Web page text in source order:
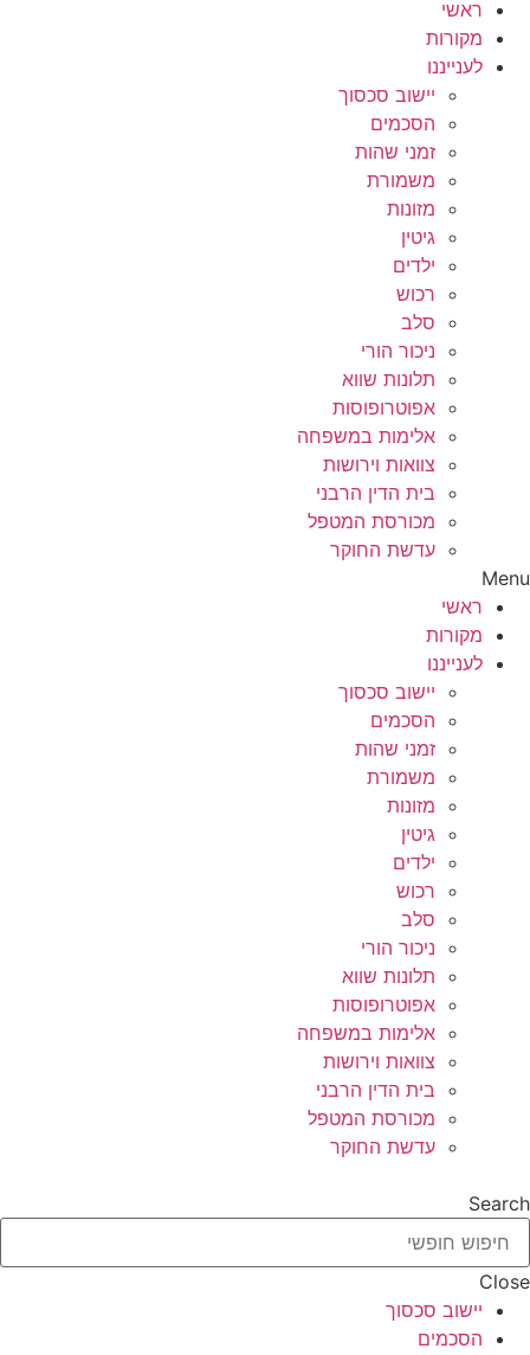
ראשי
מקורות
לענייננו
יישוב סכסוך
הסכמים
זמני שהות
משמורת
מזונות
גיטין
ילדים
רכוש
סלב
ניכור הורי
תלונות שווא
אפוטרופוסות
אלימות במשפחה
צוואות וירושות
בית הדין הרבני
מכורסת המטפל
עדשת החוקר
Menu
ראשי
מקורות
לענייננו
יישוב סכסוך
הסכמים
זמני שהות
משמורת
מזונות
גיטין
ילדים
רכוש
סלב
ניכור הורי
תלונות שווא
אפוטרופוסות
אלימות במשפחה
צוואות וירושות
בית הדין הרבני
מכורסת המטפל
עדשת החוקר
Search
Close
יישוב סכסוך
הסכמים